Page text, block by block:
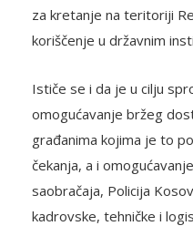
za kretanje na teritoriji
koriščenje u državnim
Ističe se i da je u cilju
omogućavanje bržeg
građanima kojima je to
čekanja, a i
saobračaja, Policija
kadrovske, tehničke i